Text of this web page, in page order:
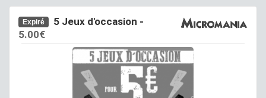
Expiré
5 Jeux d'occasion -
5.00€